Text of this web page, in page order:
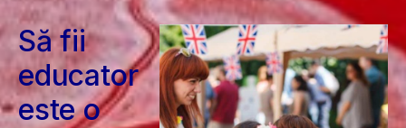
Să fii
educator
este o